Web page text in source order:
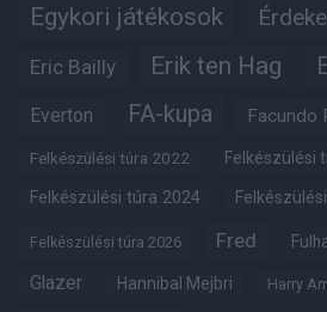
Egykori játékosok
Eric Bailly Erik ten Hag
Everton FA-kupa Facundo
Felkészülési túra 2022 Felkészülési
Felkészülési túra 2024
Felkészülési túra 2026 Fred
Glazer Hannibal Mejbri Harry